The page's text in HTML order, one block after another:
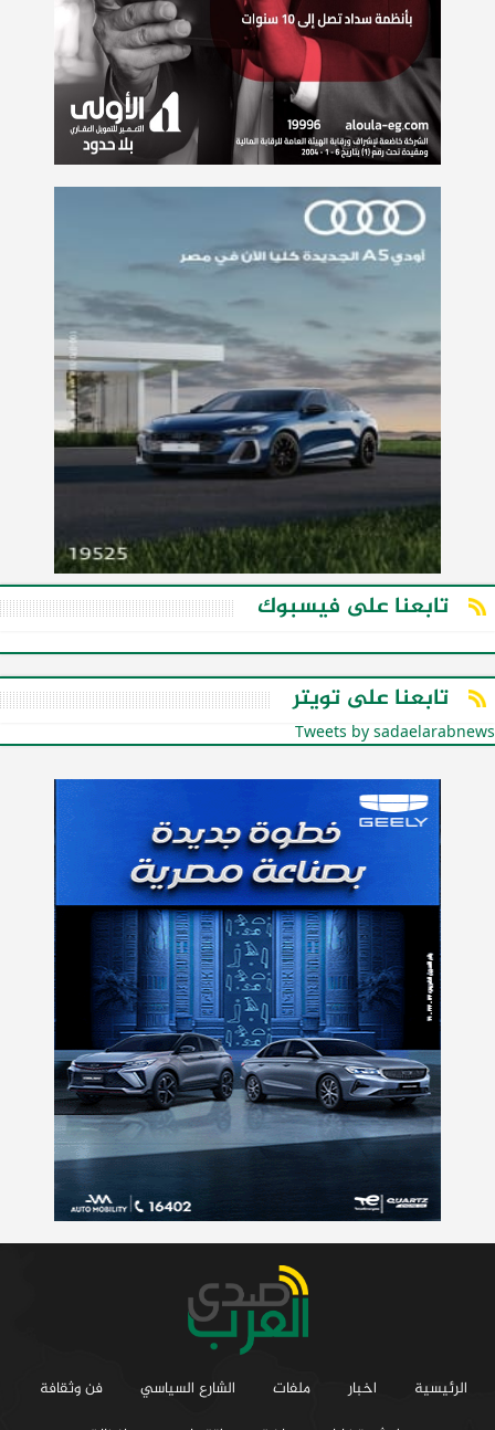
تابعنا على فيسبوك
تابعنا على تويتر
Tweets by sadaelarabnews
الرئيسية اخبار ملفات الشارع السياسي
فن وثقافة